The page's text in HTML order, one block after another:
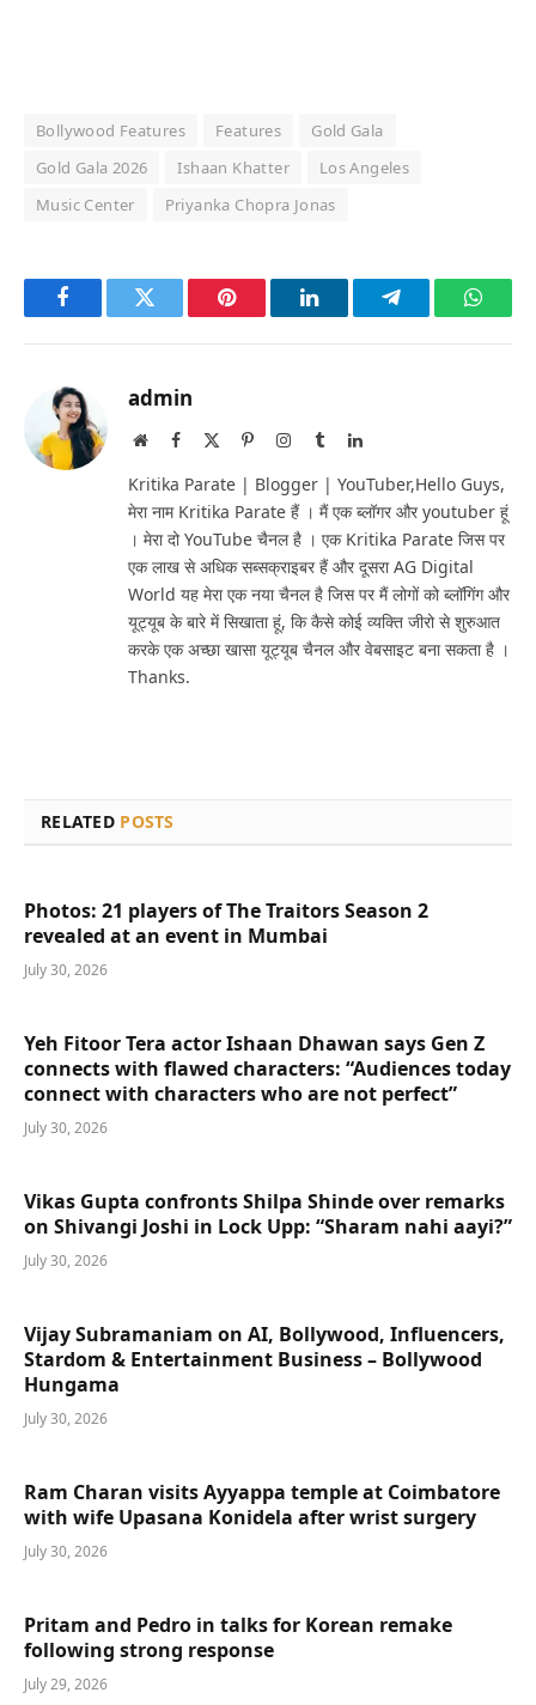
Bollywood Features Features
Gold Gala
Gold Gala 2026
Ishaan Khatter
Los Angeles
Music Center
Priyanka Chopra Jonas
FacebookTwitter Pinterest LinkedInTelegram
admin
WebsiteFacebook PinterestInstagram
TumblrLinkedIn
Kritika Parate | Blogger | YouTuber,Hello Guys,
मेरा नाम Kritika Parate हैं । मैं एक ब्लॉगर और youtuber हूं
। मेरा दो YouTube चैनल है । एक Kritika Parate जिस पर
एक लाख से अधिक सब्सक्राइबर हैं और दूसरा AG Digital
World यह मेरा एक नया चैनल है जिस पर मैं लोगों को ब्लॉगिंग और
यूट्यूब के बारे में सिखाता हूं, कि कैसे कोई व्यक्ति जीरो से शुरुआत
करके एक अच्छा खासा यूट्यूब चैनल और वेबसाइट बना सकता है ।
Thanks.
RELATED POSTS
Photos: 21 players of The Traitors Season 2
revealed at an event in Mumbai
July 30, 2026
Yeh Fitoor Tera actor Ishaan Dhawan says Gen Z
connects with flawed characters: “Audiences today
connect with characters who are not perfect”
July 30, 2026
Vikas Gupta confronts Shilpa Shinde over remarks
on Shivangi Joshi in Lock Upp: “Sharam nahi aayi?”
July 30, 2026
Vijay Subramaniam on AI, Bollywood, Influencers,
Stardom & Entertainment Business – Bollywood
Hungama
July 30, 2026
Ram Charan visits Ayyappa temple at Coimbatore
with wife Upasana Konidela after wrist surgery
July 30, 2026
Pritam and Pedro in talks for Korean remake
following strong response
July 29, 2026